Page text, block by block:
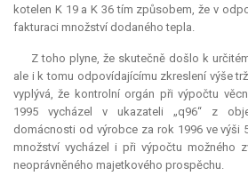
kotelen K 19 a K 36 tím způsobem, že v
fakturaci množství dodaného tepla.
Z toho plyne, že skutečně došlo k
ale i k tomu odpovídajícímu zkreslení výše
vyplývá, že kontrolní orgán při výpočtu
1995 vycházel v ukazateli „q96“ z
domácnosti od výrobce za rok 1996 ve výši
množství vycházel i při výpočtu možného
neoprávněného majetkového prospěchu.